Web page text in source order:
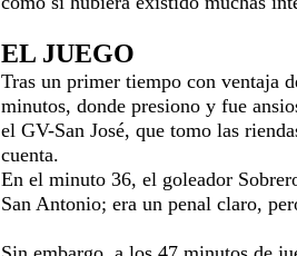
EL JUEGO
Tras un primer tiempo con ventaja
minutos, donde presiono y fue
el GV-San José, que tomo las
cuenta.
En el minuto 36, el goleador
San Antonio; era un penal claro,